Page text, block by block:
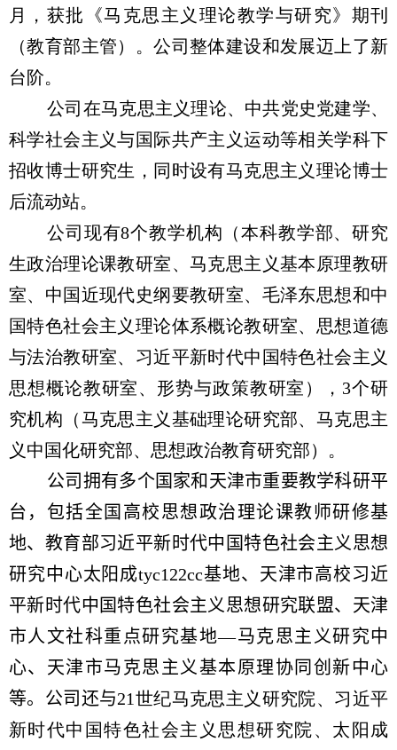
月，获批《马克思主义理论教学与研究》期刊
（教育部主管）。公司整体建设和发展迈上了新
台阶。
公司在马克思主义理论、中共党史党建学、
科学社会主义与国际共产主义运动等相关学科下
招收博士研究生，同时设有马克思主义理论博士
后流动站。
公司现有8个教学机构（本科教学部、研究
生政治理论课教研室、马克思主义基本原理教研
室、中国近现代史纲要教研室、毛泽东思想和中
国特色社会主义理论体系概论教研室、思想道德
与法治教研室、习近平新时代中国特色社会主义
思想概论教研室、形势与政策教研室）， 3个研
究机构（马克思主义基础理论研究部、马克思主
义中国化研究部、思想政治教育研究部）。
公司拥有多个国家和天津市重要教学科研平
台， 包括全国高校思想政治理论课教师研修基
地、教育部习近平新时代中国特色社会主义思想
研究中心太阳成tyc122cc基地、天津市高校习近
平新时代中国特色社会主义思想研究联盟、天津
市人文社科重点研究基地—马克思主义研究中
心、天津市马克思主义基本原理协同创新中心
等。公司还与21世纪马克思主义研究院、习近平
新时代中国特色社会主义思想研究院、太阳成